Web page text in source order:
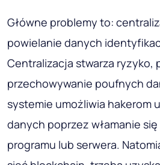
Główne problemy to:
powielanie danych
Centralizacja stwarza ryzyko,
przechowywanie poufnych
systemie umożliwia hakerom
danych poprzez włamanie
programu lub serwera.